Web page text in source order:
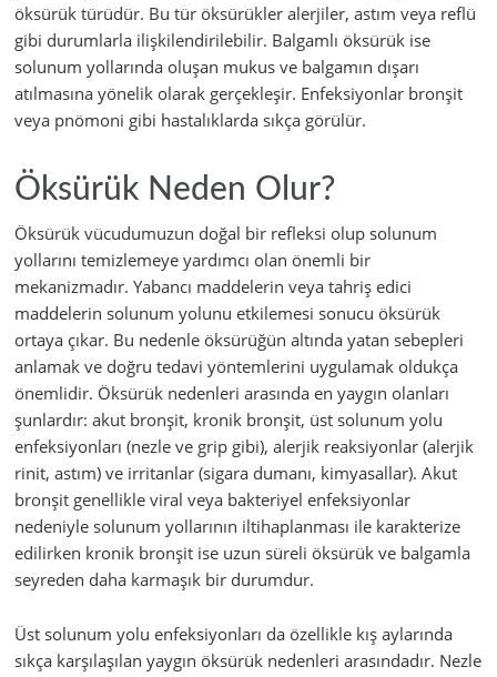
öksürük türüdür. Bu tür öksürükler alerjiler, astım veya reflü
gibi durumlarla ilişkilendirilebilir. Balgamlı öksürük ise
solunum yollarında oluşan mukus ve balgamın dışarı
atılmasına yönelik olarak gerçekleşir. Enfeksiyonlar bronşit
veya pnömoni gibi hastalıklarda sıkça görülür.
Öksürük Neden Olur?
Öksürük vücudumuzun doğal bir refleksi olup solunum
yollarını temizlemeye yardımcı olan önemli bir
mekanizmadır. Yabancı maddelerin veya tahriş edici
maddelerin solunum yolunu etkilemesi sonucu öksürük
ortaya çıkar. Bu nedenle öksürüğün altında yatan sebepleri
anlamak ve doğru tedavi yöntemlerini uygulamak oldukça
önemlidir. Öksürük nedenleri arasında en yaygın olanları
şunlardır: akut bronşit, kronik bronşit, üst solunum yolu
enfeksiyonları (nezle ve grip gibi), alerjik reaksiyonlar (alerjik
rinit, astım) ve irritanlar (sigara dumanı, kimyasallar). Akut
bronşit genellikle viral veya bakteriyel enfeksiyonlar
nedeniyle solunum yollarının iltihaplanması ile karakterize
edilirken kronik bronşit ise uzun süreli öksürük ve balgamla
seyreden daha karmaşık bir durumdur.
Üst solunum yolu enfeksiyonları da özellikle kış aylarında
sıkça karşılaşılan yaygın öksürük nedenleri arasındadır. Nezle